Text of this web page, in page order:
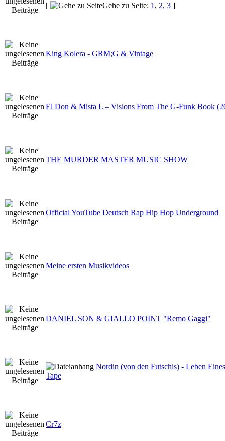
[
Gehe zu Seite: 1 , 2, 3 ]
King Kolera - GRM;G & Vintage
El Don & Mista L – Visions From The G-Funk Book
THE MURDER MASTER MUSIC SHOW
Official YouTube Deutsch Rap Hip Hop Underground
Meine ersten Musikvideos
DANIEL SON & GIALLO POINT "Remo Gaggi"
Nordin (von den Futschis) - Leben
Tape
Cr7z